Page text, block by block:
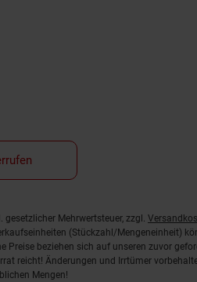
gesetzlicher Mehrwertsteuer, zzgl.
(Stückzahl/Mengeneinheit)
Preise beziehen sich auf unseren zuvor
reicht! Änderungen und Irrtümer
Mengen!